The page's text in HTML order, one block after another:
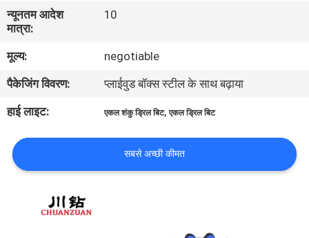
भ्रमण
गुणवत्ता
नियंत्रण
न्यूनतम आदेश
मात्रा:
10
मूल्य:
negotiable
पैकेजिंग विवरण:
प्लाईवुड बॉक्स स्टील के साथ बढ़ाया
हाई लाइट:
एकल शंकु ड्रिल बिट,एकल ड्रिल बिट
सबसे अच्छी कीमत